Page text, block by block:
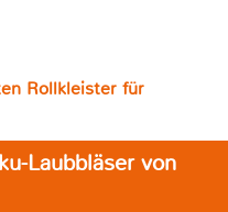
Rollkleister für
Laubbläser von